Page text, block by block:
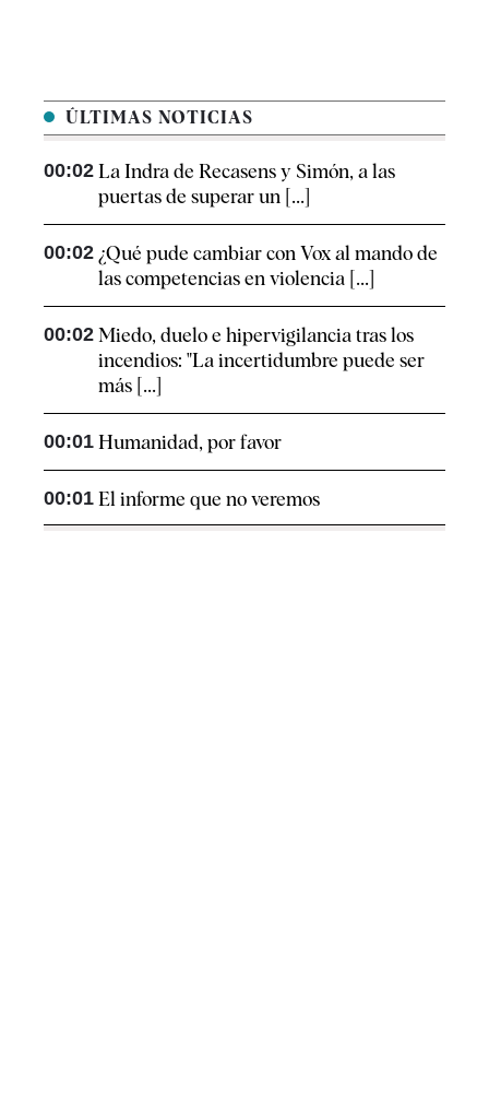
ÚLTIMAS NOTICIAS
00:02 La Indra de Recasens y Simón, a las
puertas de superar un [...]
00:02 ¿Qué pude cambiar con Vox al mando de
las competencias en violencia [...]
00:02 Miedo, duelo e hipervigilancia tras los
incendios: "La incertidumbre puede ser
más [...]
00:01 Humanidad, por favor
00:01 El informe que no veremos